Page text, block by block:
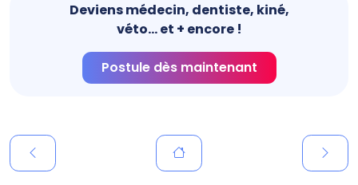
Deviens médecin, dentiste, kiné,
véto... et + encore !
Postule dès maintenant